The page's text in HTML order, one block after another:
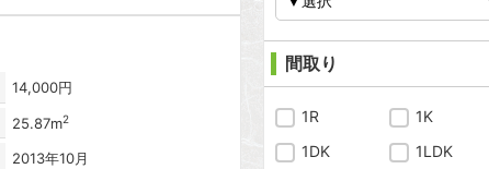
14,000円
25.87m2
2013年10月
間取り
1R
1K
1DK
1LDK